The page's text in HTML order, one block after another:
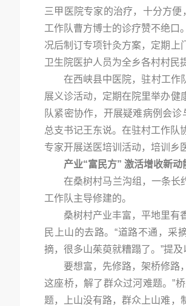
三甲医院专家的治疗，十分方
工作队曹方博士的诊疗赞不绝口
况后制订专项针灸方案，定期上
卫生院医护人员为全乡各村村民
在西峡县中医院，驻村工作
展义诊活动，定期在院里举办健
队紧密协作，开展疑难病例会
总支书记王东说。在驻村工作队
专家开展送医培训活动，培训乡
产业“富民方” 激活增收新动
在桑树村马兰沟组，一条长
工作队主导修建的。
桑树村产业丰富，平地里有
民上山的去路。“道路不通，采
摘，很多山茱萸就糟蹋了。”提及
要想富，先修路，架桥修路
这座桥，解了群众过河难题。”
题，上山没有路，群众上山难，